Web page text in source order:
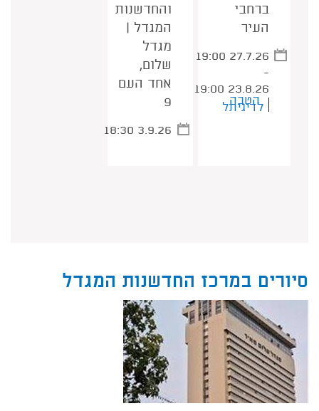
ברחבי
העיר
19:00 27.7.26
-
19:00 23.8.26
הטבה
לדיגיתל
והחדשנות
המגדל |
מגדל
שלום,
אחד העם
9
18:30 3.9.26
סיורים במרכז החדשנות המגדל